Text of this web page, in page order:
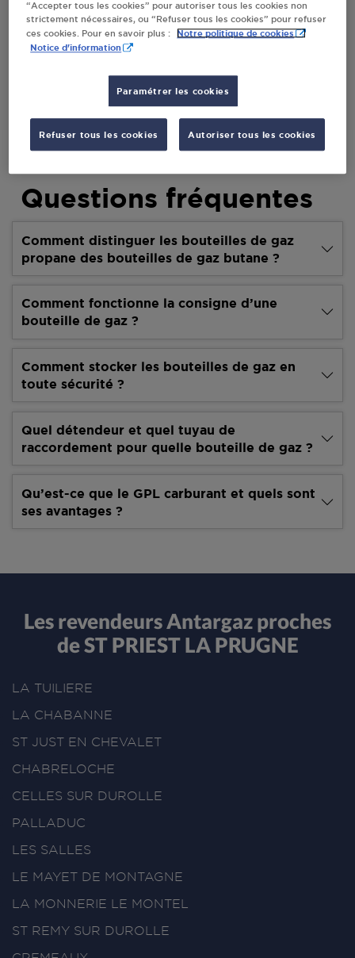
12 ROUTE DE VICHY
42830ST PRIEST LA PRUGNE
Questions fréquentes
Comment distinguer les bouteilles de gaz
propane des bouteilles de gaz butane ?
Comment fonctionne la consigne d’une
bouteille de gaz ?
Comment stocker les bouteilles de gaz en
toute sécurité ?
Quel détendeur et quel tuyau de
raccordement pour quelle bouteille de gaz ?
Qu’est-ce que le GPL carburant et quels sont
ses avantages ?
Les revendeurs Antargaz proches
de ST PRIEST LA PRUGNE
LA TUILIERE
LA CHABANNE
ST JUST EN CHEVALET
CHABRELOCHE
CELLES SUR DUROLLE
PALLADUC
LES SALLES
LE MAYET DE MONTAGNE
LA MONNERIE LE MONTEL
ST REMY SUR DUROLLE
“Accepter tous les cookies” pour autoriser tous les cookies non
strictement nécessaires, ou “Refuser tous les cookies” pour refuser
ces cookies. Pour en savoir plus :
Notre politique de cookies
Notice d'information
Paramétrer les cookies
Refuser tous les cookies Autoriser tous les cookies